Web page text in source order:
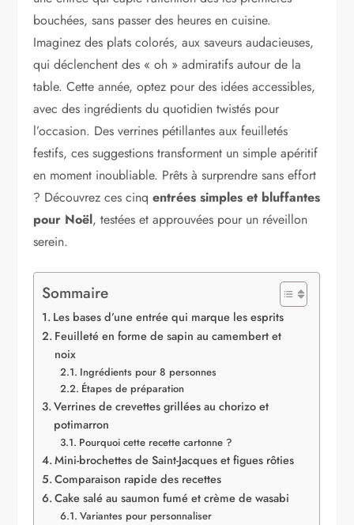
bouchées, sans passer des heures en cuisine.
Imaginez des plats colorés, aux saveurs audacieuses,
qui déclenchent des « oh » admiratifs autour de la
table. Cette année, optez pour des idées accessibles,
avec des ingrédients du quotidien twistés pour
l’occasion. Des verrines pétillantes aux feuilletés
festifs, ces suggestions transforment un simple apéritif
en moment inoubliable. Prêts à surprendre sans effort
? Découvrez ces cinqentrées simples et bluffantes
pour Noël, testées et approuvées pour un réveillon
serein.
Sommaire
Les bases d’une entrée qui marque les esprits
Feuilleté en forme de sapin au camembert et
noix
Ingrédients pour 8 personnes
Étapes de préparation
Verrines de crevettes grillées au chorizo et
potimarron
Pourquoi cette recette cartonne ?
Mini-brochettes de Saint-Jacques et figues rôties
Comparaison rapide des recettes
Cake salé au saumon fumé et crème de wasabi
Variantes pour personnaliser